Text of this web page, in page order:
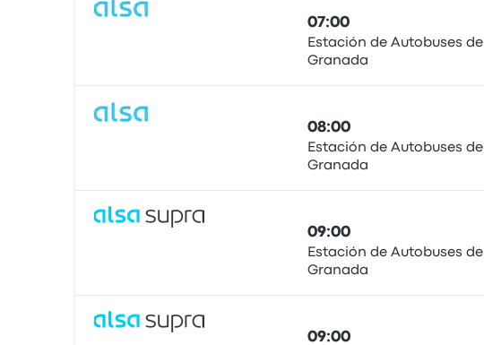
07:00
Estación de Autobuses de
Granada
08:00
Estación de Autobuses de
Granada
09:00
Estación de Autobuses de
Granada
09:00